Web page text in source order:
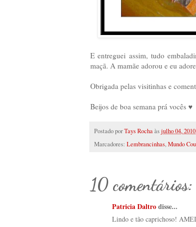
E entreguei assim, tudo
maçã. A mamãe adorou e eu
Obrigada pelas visitinhas e
Beijos de boa semana prá vocês ♥
Postado porTays Rochaàsjulho 04, 2010
Marcadores: Lembrancinhas,Mundo
10 comentários:
Patricia Daltrodisse...
Lindo e tão caprichoso!